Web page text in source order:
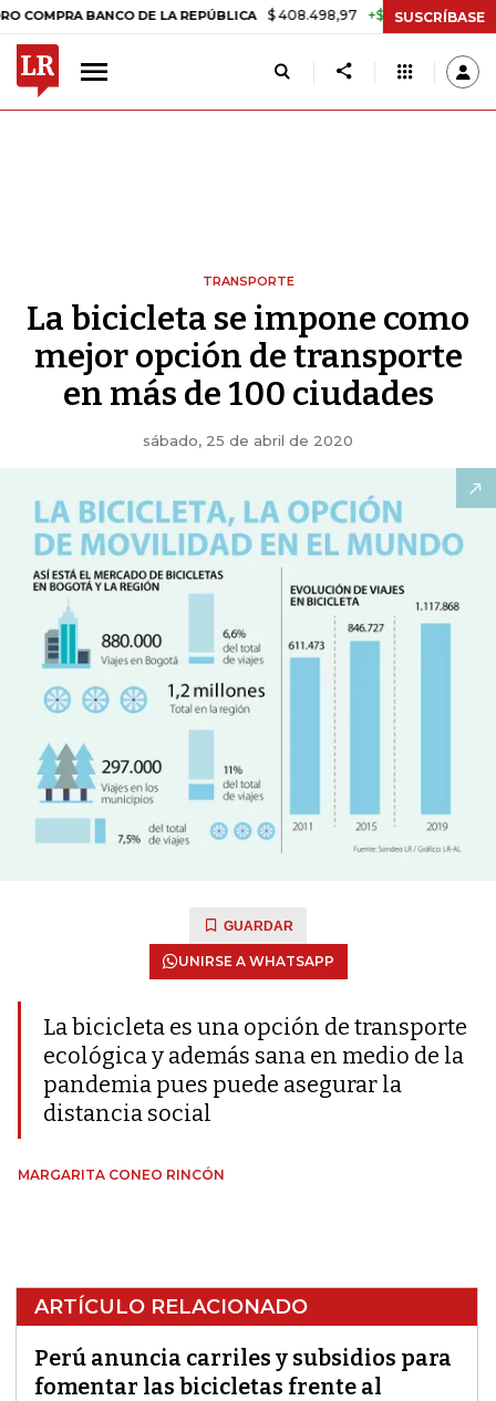
BANCO DE LA REPÚBLICA $ 408.498,97 +$ 8.753,81 +2,19%
SUSCRÍBASE
TRANSPORTE
La bicicleta se impone como
mejor opción de transporte
en más de 100 ciudades
sábado, 25 de abril de 2020
GUARDAR
UNIRSE A WHATSAPP
La bicicleta es una opción de transporte
ecológica y además sana en medio de la
pandemia pues puede asegurar la
distancia social
MARGARITA CONEO RINCÓN
ARTÍCULO RELACIONADO
Perú anuncia carriles y subsidios para
fomentar las bicicletas frente al